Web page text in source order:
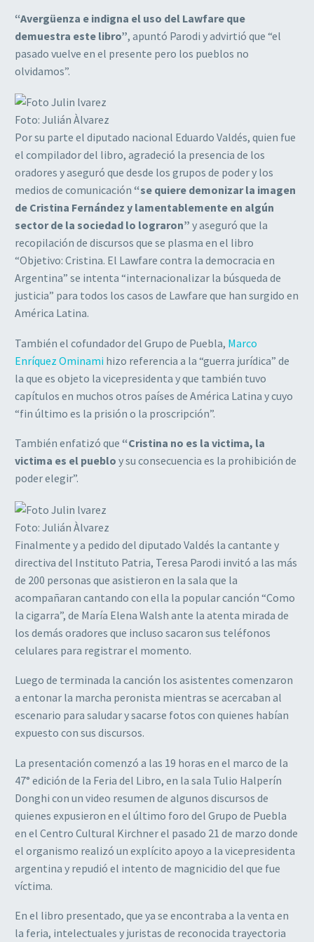
“Avergüenza e indigna el uso del Lawfare que
demuestra este libro”, apuntó Parodi y advirtió que “el
pasado vuelve en el presente pero los pueblos no
olvidamos”.
Foto: Julián Àlvarez
Por su parte el diputado nacional Eduardo Valdés, quien fue
el compilador del libro, agradeció la presencia de los
oradores y aseguró que desde los grupos de poder y los
medios de comunicación “se quiere demonizar la imagen
de Cristina Fernández y lamentablemente en algún
sector de la sociedad lo lograron” y aseguró que la
recopilación de discursos que se plasma en el libro
“Objetivo: Cristina. El Lawfare contra la democracia en
Argentina” se intenta “internacionalizar la búsqueda de
justicia” para todos los casos de Lawfare que han surgido en
América Latina.
También el cofundador del Grupo de Puebla, Marco
Enríquez Ominami hizo referencia a la “guerra jurídica” de
la que es objeto la vicepresidenta y que también tuvo
capítulos en muchos otros países de América Latina y cuyo
“fin último es la prisión o la proscripción”.
También enfatizó que “Cristina no es la victima, la
victima es el pueblo y su consecuencia es la prohibición de
poder elegir”.
Foto: Julián Àlvarez
Finalmente y a pedido del diputado Valdés la cantante y
directiva del Instituto Patria, Teresa Parodi invitó a las más
de 200 personas que asistieron en la sala que la
acompañaran cantando con ella la popular canción “Como
la cigarra”, de María Elena Walsh ante la atenta mirada de
los demás oradores que incluso sacaron sus teléfonos
celulares para registrar el momento.
Luego de terminada la canción los asistentes comenzaron
a entonar la marcha peronista mientras se acercaban al
escenario para saludar y sacarse fotos con quienes habían
expuesto con sus discursos.
La presentación comenzó a las 19 horas en el marco de la
47° edición de la Feria del Libro, en la sala Tulio Halperín
Donghi con un video resumen de algunos discursos de
quienes expusieron en el último foro del Grupo de Puebla
en el Centro Cultural Kirchner el pasado 21 de marzo donde
el organismo realizó un explícito apoyo a la vicepresidenta
argentina y repudió el intento de magnicidio del que fue
víctima.
En el libro presentado, que ya se encontraba a la venta en
la feria, intelectuales y juristas de reconocida trayectoria